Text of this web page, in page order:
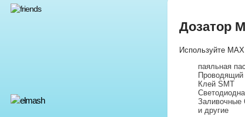
Дозатор
Используйте
паяльная
Клей SMT
Заливочные
и другие